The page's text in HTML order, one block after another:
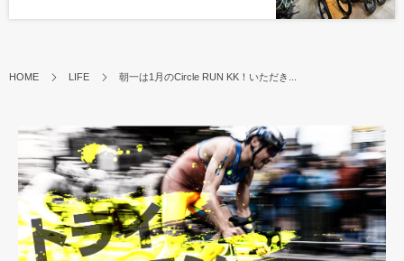
HOME LIFE 朝一は1月のCircle RUN KK！いただき...